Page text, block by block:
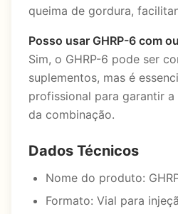
queima de gordura,
Posso usar GHRP-6 com
Sim, o GHRP-6 pode ser
suplementos, mas é
profissional para garantir
da combinação.
Dados Técnicos
Nome do produto:
Formato: Vial para